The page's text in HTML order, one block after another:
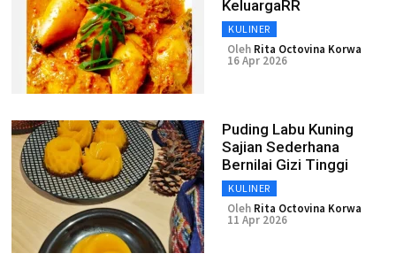
KeluargaRR
KULINER
Oleh Rita Octovina Korwa
16 Apr 2026
Puding Labu Kuning
Sajian Sederhana
Bernilai Gizi Tinggi
KULINER
Oleh Rita Octovina Korwa
11 Apr 2026